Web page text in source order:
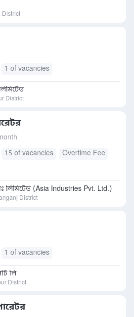
District
1 of vacancies
District
15 of vacancies
Overtime Fee
লিমিটেড (Asia Industries Pvt. Ltd.)
District
1 of vacancies
লি
District